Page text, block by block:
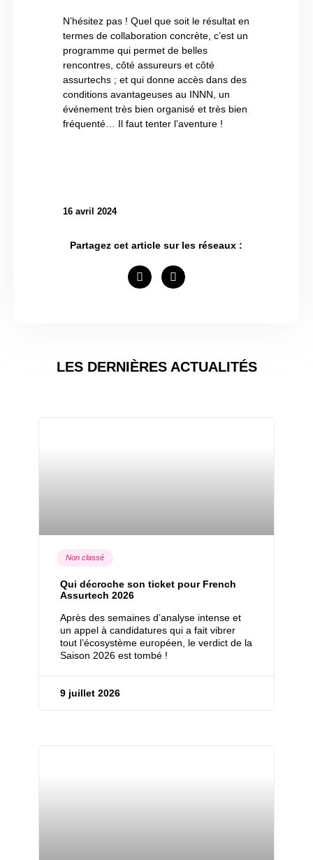
N’hésitez pas ! Quel que soit le résultat en
termes de collaboration concrète, c’est un
programme qui permet de belles
rencontres, côté assureurs et côté
assurtechs ; et qui donne accès dans des
conditions avantageuses au INNN, un
événement très bien organisé et très bien
fréquenté… Il faut tenter l’aventure !
16 avril 2024
Partagez cet article sur les réseaux :
LES DERNIÈRES ACTUALITÉS
Non classé
Qui décroche son ticket pour French
Assurtech 2026
Après des semaines d’analyse intense et
un appel à candidatures qui a fait vibrer
tout l’écosystème européen, le verdict de la
Saison 2026 est tombé !
9 juillet 2026